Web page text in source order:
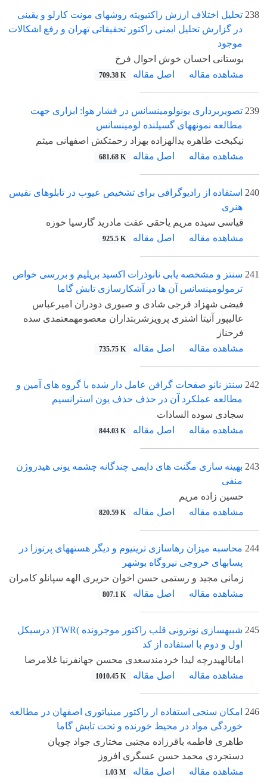
238 تحلیل اختلاف ارزش راکتیویته روشهای مونت کارلو و یقینی
در گزارش تحلیل ایمنی راکتور تحقیقاتی تهران و رفع اشکالات
موجود
بوستانی احسان خوش احوال فرخ
مشاهده مقاله
اصل مقاله 709.38 K
239 تصویربرداری یونولومینسانس در فشار هوا: ابزاری جهت
مطالعه نمونههای گسیلنده لومینسانس
نیکبخت طاهره یدالهزاده بهزاد زحمتکش اصفهانی میثم
مشاهده مقاله
اصل مقاله 681.68 K
240 استفاده از رادیوگرافی برای تشخیص عیوب در تابلوهای نفیس
هنری
قیاسی سیده مریم یاحقی عفت مادرید گارسیا خوزه
مشاهده مقاله
اصل مقاله 925.5 K
241 سنتز و مشخصه یابی نانوذرات اکسید بریلیم و بررسی خواص
ترمولومینسانس آن ها در آشکارسازی تابش گاما
فیضی شهزاد فرجی شادی و صبوری دودران امیرعباس
عالیپور آنیتا اشتری پرویزشربتداران معصومهمعتمدی سده
فرحناز
مشاهده مقاله
اصل مقاله 735.75 K
242 سنتز نانو صفحات گرافن عامل دار شده با گروه های آمین و
مطالعه عملکرد آن در حذف حذف یون استرانسیم
سجادی سوده السادات
مشاهده مقاله
اصل مقاله 844.03 K
243 بهینه سازی مگنت های دایمی چندگانه چشمه یونی هیدروژن
منفی
حسین زاده مریم
مشاهده مقاله
اصل مقاله 820.59 K
244 محاسبه میزان رهاسازی تریتیوم و دیگر هستههای پرتوزا در
پسابهای خروجی نیروگاه بوشهر
زمانی مجید و رستمی حسن اخوان حریری الهه سپانلو کامران
مشاهده مقاله
اصل مقاله 807.1 K
245
شبیهسازی نوترونی قلب راکتور موجرونده )TWR( درسیکل
اول و دوم با استفاده از کد
امانالهیدرچه لیدا خردمندسعدی محسن جهانفرنیا غلامرضا
مشاهده مقاله
اصل مقاله 1010.45 K
246 امکان سنجی استفاده از راکتور مینیاتوری اصفهان در مطالعه
خوردگی مواد در محیط خورنده و تحت تابش گاما
طاهری فاطمه باقرزاده مجتبی مختاری جواد چوپان
دستجردی محمد حسن عسگری افروز
مشاهده مقاله
اصل مقاله 1.03 M